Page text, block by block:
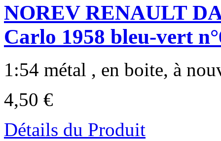
NOREV RENAULT
Carlo 1958 bleu-vert
1:54 métal , en boite, à
4,50 €
Détails du Produit